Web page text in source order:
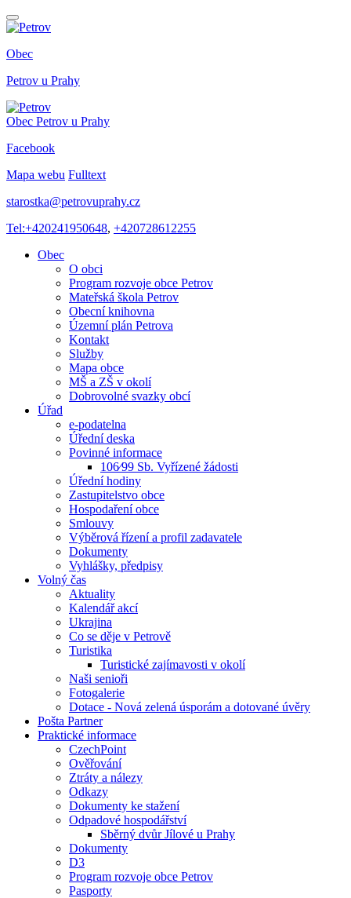
Obec
Petrov u Prahy
Obec Petrov u Prahy
Facebook
Mapa webu Fulltext
starostka@petrovuprahy.cz
Tel:+420241950648, +420728612255
Obec
O obci
Program rozvoje obce Petrov
Mateřská škola Petrov
Obecní knihovna
Územní plán Petrova
Kontakt
Služby
Mapa obce
MŠ a ZŠ v okolí
Dobrovolné svazky obcí
Úřad
e-podatelna
Úřední deska
Povinné informace
106⁄99 Sb. Vyřízené žádosti
Úřední hodiny
Zastupitelstvo obce
Hospodaření obce
Smlouvy
Výběrová řízení a profil zadavatele
Dokumenty
Vyhlášky, předpisy
Volný čas
Aktuality
Kalendář akcí
Ukrajina
Co se děje v Petrově
Turistika
Turistické zajímavosti v okolí
Naši senioři
Fotogalerie
Dotace - Nová zelená úsporám a dotované úvěry
Pošta Partner
Praktické informace
CzechPoint
Ověřování
Ztráty a nálezy
Odkazy
Dokumenty ke stažení
Odpadové hospodářství
Sběrný dvůr Jílové u Prahy
Dokumenty
D3
Program rozvoje obce Petrov
Pasporty